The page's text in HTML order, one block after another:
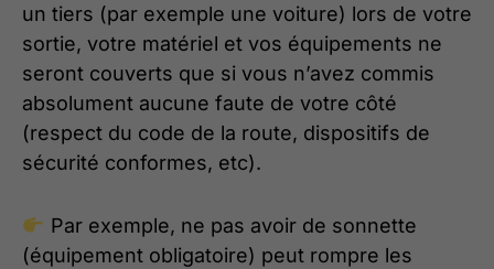
un tiers (par exemple une voiture) lors de votre
sortie, votre matériel et vos équipements ne
seront couverts que si vous n’avez commis
absolument aucune faute de votre côté
(respect du code de la route, dispositifs de
sécurité conformes, etc).
Par exemple, ne pas avoir de sonnette
(équipement obligatoire) peut rompre les